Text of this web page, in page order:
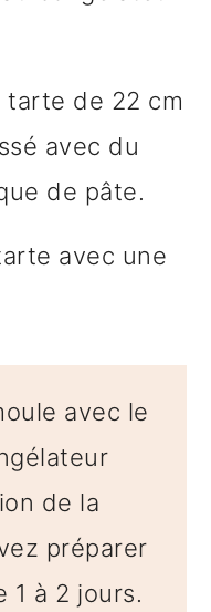
tarte de 22 cm
avec du
de pâte.
avec une
avec le
de la
préparer
1 à 2 jours.